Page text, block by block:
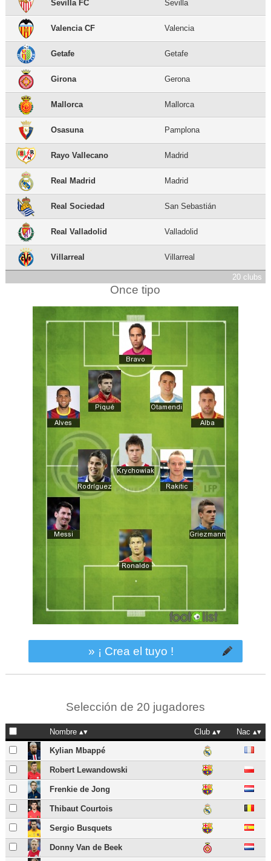
Sevilla FC Sevilla
Valencia CF Valencia
Getafe Getafe
Girona Gerona
Mallorca Mallorca
Osasuna Pamplona
Rayo Vallecano Madrid
Real Madrid Madrid
Real Sociedad San Sebastián
Real Valladolid Valladolid
Villarreal Villarreal
20 clubs
Once tipo
» ¡ Crea el tuyo !
Selección de 20 jugadores
Nombre Club Nac
Kylian Mbappé
Robert Lewandowski
Frenkie de Jong
Thibaut Courtois
Sergio Busquets
Donny Van de Beek